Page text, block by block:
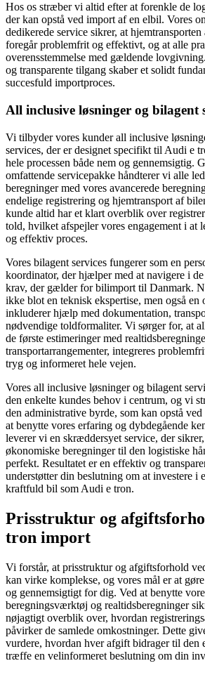
Hos os stræber vi altid efter at forenkle de
der kan opstå ved import af en elbil. Vores
dedikerede service sikrer, at
foregår problemfrit og effektivt, og at alle
overensstemmelse med gældende
og transparente tilgang skaber et solidt
succesfuld importproces.
All inclusive løsninger og bilagent
Vi tilbyder vores kunder all inclusive
services, der er designet specifikt til Audi e
hele processen både nem og gennemsigtig.
omfattende servicepakke håndterer vi alle
beregninger med vores avancerede
endelige registrering og hjemtransport af
kunde altid har et klart overblik over
told, hvilket afspejler vores engagement i at
og effektiv proces.
Vores bilagent services fungerer som en
koordinator, der hjælper med at navigere i
krav, der gælder for bilimport til Danmark.
ikke blot en teknisk ekspertise, men også en
inkluderer hjælp med dokumentation,
nødvendige toldformaliter. Vi sørger for, at
de første estimeringer med
transportarrangementer, integreres
tryg og informeret hele vejen.
Vores all inclusive løsninger og bilagent
den enkelte kundes behov i centrum, og vi
den administrative byrde, som kan opstå
at benytte vores erfaring og dybdegående
leverer vi en skræddersyet service, der
økonomiske beregninger til den logistiske
perfekt. Resultatet er en effektiv og
understøtter din beslutning om at investere i
kraftfuld bil som Audi e tron.
Prisstruktur og
tron import
Vi forstår, at prisstruktur og afgiftsforhold
kan virke komplekse, og vores mål er at
og gennemsigtigt for dig. Ved at benytte
beregningsværktøj og realtidsberegninger
nøjagtigt overblik over, hvordan
påvirker de samlede omkostninger. Dette
vurdere, hvordan hver afgift bidrager til den
træffe en velinformeret beslutning om din